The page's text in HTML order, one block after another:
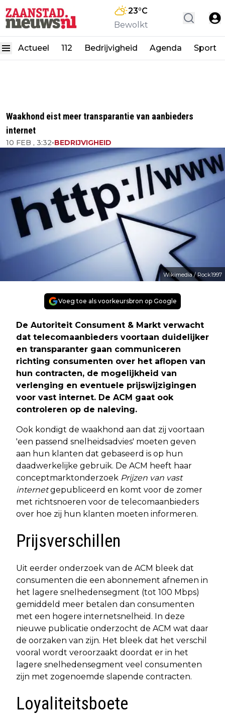
23°C
Bewolkt
Actueel 112 Bedrijvigheid Agenda Sport
Waakhond eist meer transparantie van aanbieders
internet
10 FEB , 3:32•BEDRIJVIGHEID
Wikimedia / Rock1997
Voeg toe als voorkeursbron op Google
De Autoriteit Consument & Markt verwacht
dat telecomaanbieders voortaan duidelijker
en transparanter gaan communiceren
richting consumenten over het aflopen van
hun contracten, de mogelijkheid van
verlenging en eventuele prijswijzigingen
voor vast internet. De ACM gaat ook
controleren op de naleving.
Ook kondigt de waakhond aan dat zij voortaan
'een passend snelheidsadvies' moeten geven
aan hun klanten dat gebaseerd is op hun
daadwerkelijke gebruik. De ACM heeft haar
conceptmarktonderzoek Prijzen van vast
internetgepubliceerd en komt voor de zomer
met richtsnoeren voor de telecomaanbieders
over hoe zij hun klanten moeten informeren.
Prijsverschillen
Uit eerder onderzoek van de ACM bleek dat
consumenten die een abonnement afnemen in
het lagere snelhedensegment (tot 100 Mbps)
gemiddeld meer betalen dan consumenten
met een hogere internetsnelheid. In deze
nieuwe publicatie onderzocht de ACM wat daar
de oorzaken van zijn. Het bleek dat het verschil
vooral wordt veroorzaakt doordat er in het
lagere snelhedensegment veel consumenten
zijn met zogenoemde slapende contracten.
Loyaliteitsboete